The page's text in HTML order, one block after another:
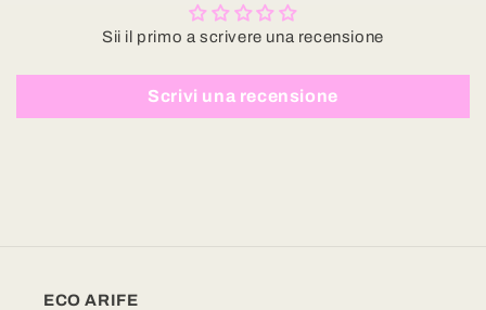
Sii il primo a scrivere una recensione
Scrivi una recensione
ECO ARIFE